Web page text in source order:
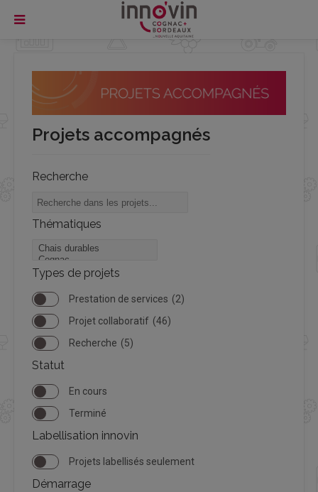
Projets accompagnés
Recherche
Thématiques
Types de projets
Prestation de services (2)
Projet collaboratif (46)
Recherche (5)
Statut
En cours
Terminé
Labellisation innovin
Projets labellisés seulement
Démarrage